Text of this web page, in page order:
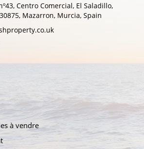
Centro Comercial, El Saladillo,
Mazarron, Murcia, Spain
à vendre